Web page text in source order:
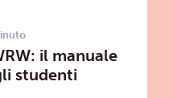
il manuale
studenti